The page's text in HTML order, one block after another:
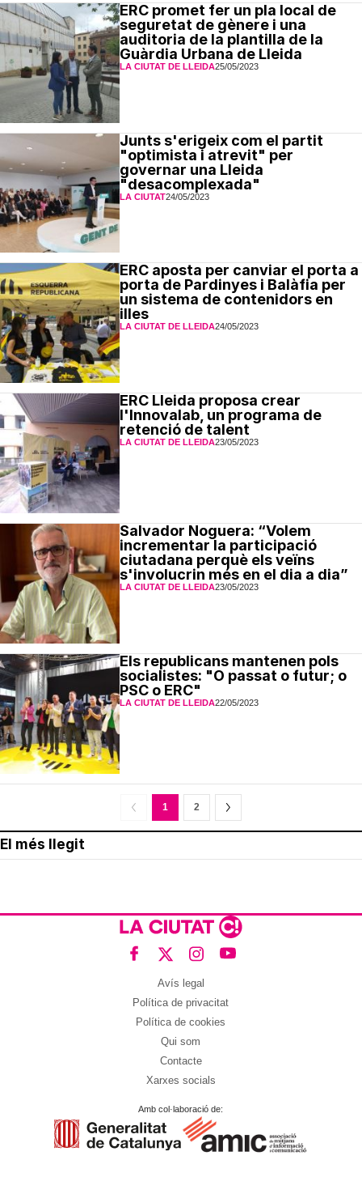
ERC promet fer un pla local de
seguretat de gènere i una
auditoria de la plantilla de la
Guàrdia Urbana de Lleida
LA CIUTAT DE LLEIDA25/05/2023
Junts s'erigeix com el partit
"optimista i atrevit" per
governar una Lleida
"desacomplexada"
LA CIUTAT24/05/2023
ERC aposta per canviar el porta a
porta de Pardinyes i Balàfia per
un sistema de contenidors en
illes
LA CIUTAT DE LLEIDA24/05/2023
ERC Lleida proposa crear
l'Innovalab, un programa de
retenció de talent
LA CIUTAT DE LLEIDA23/05/2023
Salvador Noguera: “Volem
incrementar la participació
ciutadana perquè els veïns
s'involucrin més en el dia a dia”
LA CIUTAT DE LLEIDA23/05/2023
Els republicans mantenen pols
socialistes: "O passat o futur; o
PSC o ERC"
LA CIUTAT DE LLEIDA22/05/2023
1 2
El més llegit
Avís legal
Política de privacitat
Política de cookies
Qui som
Contacte
Xarxes socials
Amb col·laboració de: